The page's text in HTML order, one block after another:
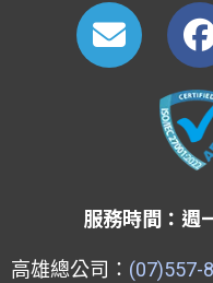
E
n
v
p
o
服務時間：週
高雄總公司： (07)557-